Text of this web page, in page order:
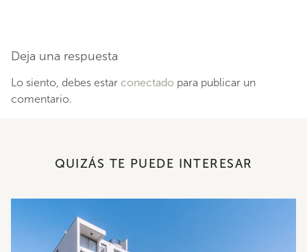
Deja una respuesta
Lo siento, debes estar conectado para publicar un
comentario.
QUIZÁS TE PUEDE INTERESAR